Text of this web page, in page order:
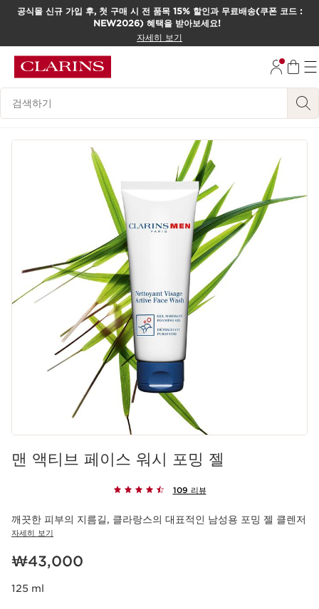
컨텐츠로 이동하기
공식몰 신규 가입 후, 첫 구매 시 전 품목 15% 할인과 무료배송(쿠폰 코드 :
NEW2026) 혜택을 받아보세요!
자세히 보기
범례 검색하기
맨 액티브 페이스 워시 포밍 젤
109 리뷰
깨끗한 피부의 지름길, 클라랑스의 대표적인 남성용 포밍 젤 클렌저
자세히 보기
현재 가격 ₩43,000
₩43,000
125 ml